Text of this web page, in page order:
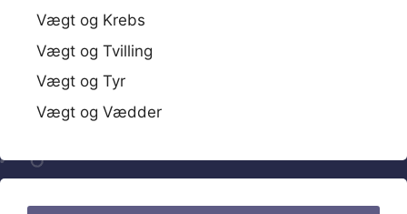
Vægt og Krebs
Vægt og Tvilling
Vægt og Tyr
Vægt og Vædder